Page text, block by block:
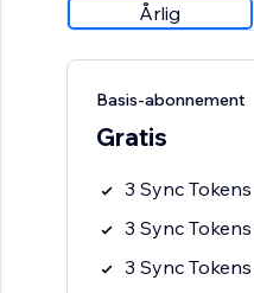
Årlig
Basis-abonnement
Gratis
3 Sync
3 Sync
3 Sync